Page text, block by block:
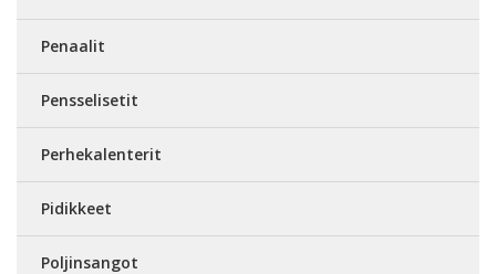
Penaalit
Pensselisetit
Perhekalenterit
Pidikkeet
Poljinsangot